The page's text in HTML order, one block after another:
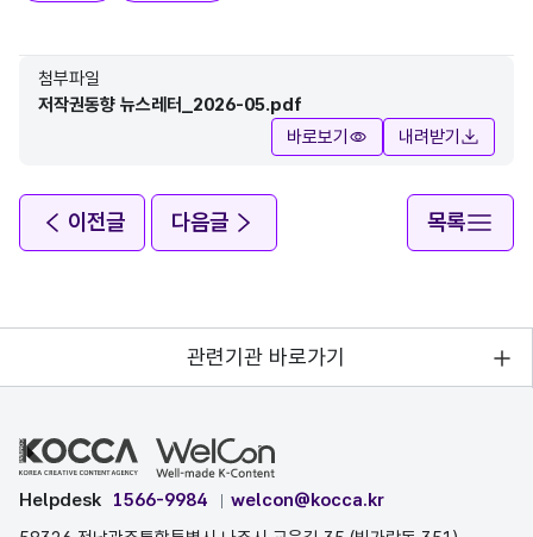
첨부파일
저작권동향 뉴스레터_2026-05.pdf
바로보기
내려받기
이전글 다음글 목록
관련기관 바로가기
Helpdesk 1566-9984
welcon@kocca.kr